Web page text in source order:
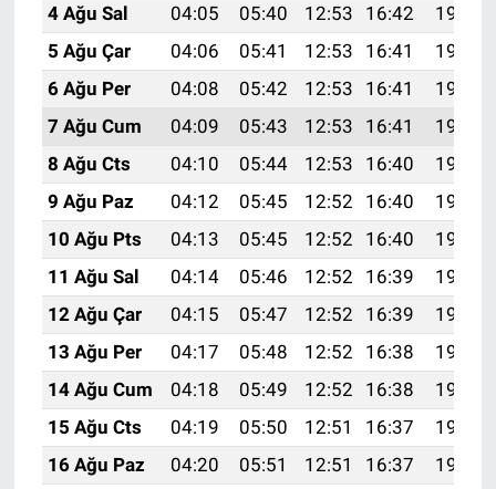
4 Ağu Sal
04:05 05:40 12:53 16:42
19:56
5 Ağu Çar
04:06 05:41 12:53 16:41
19:55
6 Ağu Per
04:08 05:42 12:53 16:41
19:53
7 Ağu Cum
04:09 05:43 12:53 16:41
19:52
8 Ağu Cts
04:10 05:44 12:53 16:40
19:51
9 Ağu Paz
04:12 05:45 12:52 16:40
19:50
10 Ağu Pts
04:13 05:45 12:52 16:40
19:49
11 Ağu Sal
04:14 05:46 12:52 16:39
19:48
12 Ağu Çar
04:15 05:47 12:52 16:39
19:47
13 Ağu Per
04:17 05:48 12:52 16:38
19:45
14 Ağu Cum
04:18 05:49 12:52 16:38
19:44
15 Ağu Cts
04:19 05:50 12:51 16:37
19:43
16 Ağu Paz
04:20 05:51 12:51 16:37
19:42